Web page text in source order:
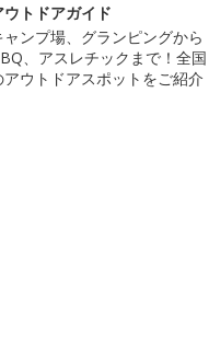
ウトドアガイド
ャンプ場、グランピングから
、アスレチックまで！全国
アウトドアスポットをご紹介